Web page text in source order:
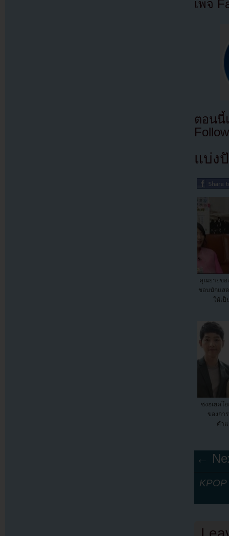
เพจ
ตอนนี้
แบ่ง
คุณยายขอ
ชอบนักแส
ให้เ
ซงฮเยคโ
ของกา
คำ
←